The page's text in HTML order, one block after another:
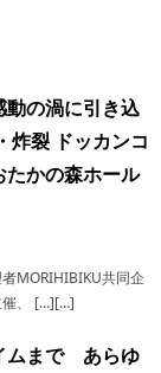
の渦に引き込
裂 ドッカンコ
たかの森ホール
MORIHIBIKU共同企
催、 […][…]
ムまで あらゆ